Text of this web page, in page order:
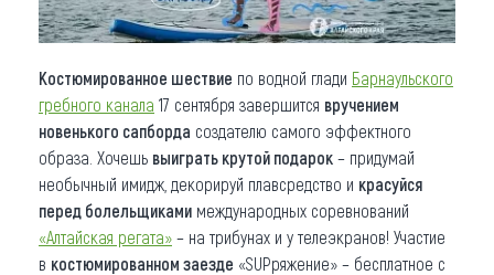
Костюмированное шествие по водной глади Барнаульского
гребного канала 17 сентября завершится вручением
новенького сапборда создателю самого эффектного
образа. Хочешь выиграть крутой подарок – придумай
необычный имидж, декорируй плавсредство и красуйся
перед болельщиками международных соревнований
«Алтайская регата» – на трибунах и у телеэкранов! Участие
в костюмированном заезде «SUPряжение» – бесплатное с